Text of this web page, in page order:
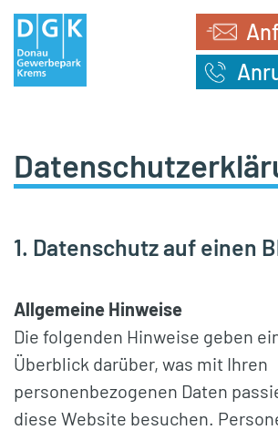
1. Datenschutz auf einen
Allgemeine Hinweise
Die folgenden Hinweise geben
Überblick darüber, was mit Ihren
personenbezogenen Daten
diese Website besuchen.